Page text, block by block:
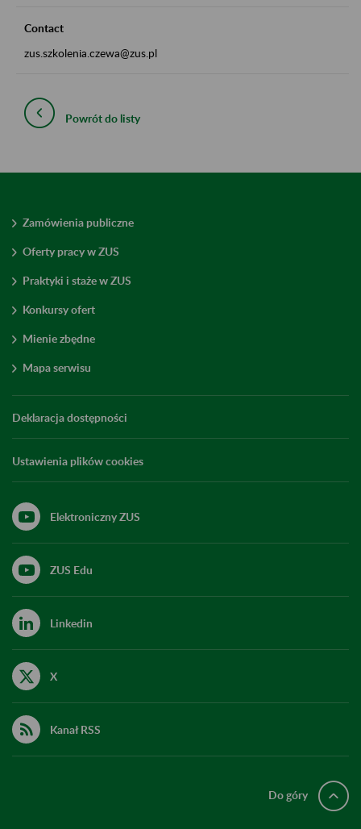
Contact
zus.szkolenia.czewa@zus.pl
Powrót do listy
Zamówienia publiczne
Oferty pracy w ZUS
Praktyki i staże w ZUS
Konkursy ofert
Mienie zbędne
Mapa serwisu
Deklaracja dostępności
Ustawienia plików cookies
Elektroniczny ZUS
ZUS Edu
Linkedin
X
Kanał RSS
Do góry